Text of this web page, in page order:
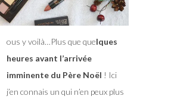
ous y voilà…Plus que quelques
heures avant l’arrivée
imminente du Père Noël ! Ici
j’en connais un qui n’en peux plus